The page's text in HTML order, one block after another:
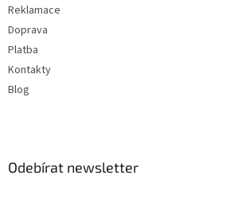
Reklamace
Doprava
Platba
Kontakty
Blog
Odebírat newsletter